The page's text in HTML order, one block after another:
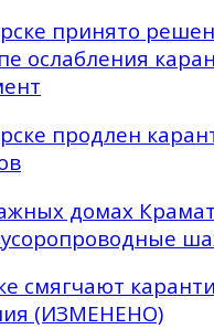
принято
ослабления
продлен
домах
смягчают
(ИЗМЕНЕНО)